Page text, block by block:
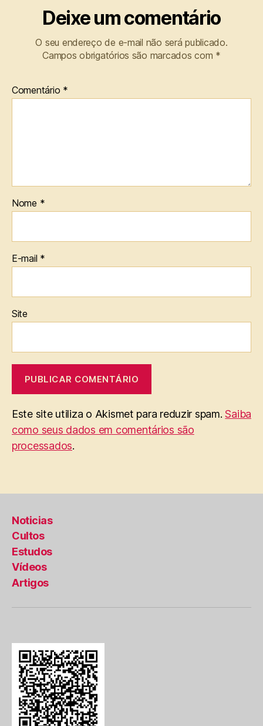
Deixe um comentário
O seu endereço de e-mail não será publicado.
Campos obrigatórios são marcados com *
Comentário *
Nome *
E-mail *
Site
Este site utiliza o Akismet para reduzir spam.Saiba
como seus dados em comentários são
processados.
Noticias
Cultos
Estudos
Vídeos
Artigos